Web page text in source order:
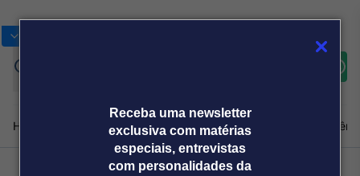
Receba uma newsletter
exclusiva com matérias
especiais, entrevistas
com personalidades da
Home Produtos e soluçõesNotíciasBlogWeekend